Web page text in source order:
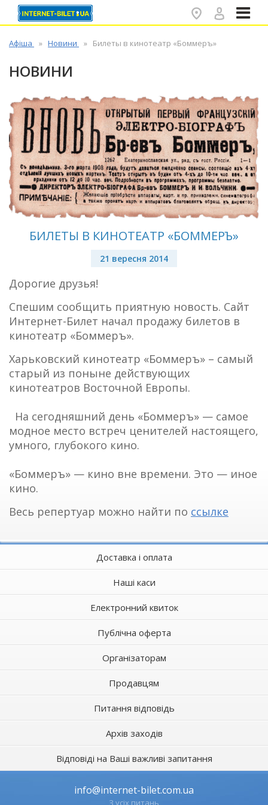
Афіша Новини Билеты в кинотеатр «Боммеръ»
НОВИНИ
БИЛЕТЫ В КИНОТЕАТР «БОММЕРЪ»
21 вересня 2014
Дорогие друзья!
Спешим сообщить приятную новость. Сайт
Интернет-Билет начал продажу билетов в
кинотеатр «Боммеръ».
Харьковский кинотеатр «Боммеръ» – самый
старый из поныне действующих
кинотеатров Восточной Европы.
На сегодняшний день «Боммеръ» — самое
модное место встреч ценителей настоящего,
умного, глубокого кино.
«Боммеръ» — кино вне времени. Это — иное
кино.
Весь репертуар можно найти по ссылке
Доставка і оплата
Наші каси
Електронний квиток
Публічна оферта
Організаторам
Продавцям
Питання відповідь
Архів заходів
Відповіді на Ваші важливі запитання
info@internet-bilet.com.ua
З усіх питань